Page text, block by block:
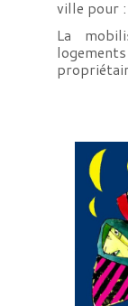
ville pour :
La